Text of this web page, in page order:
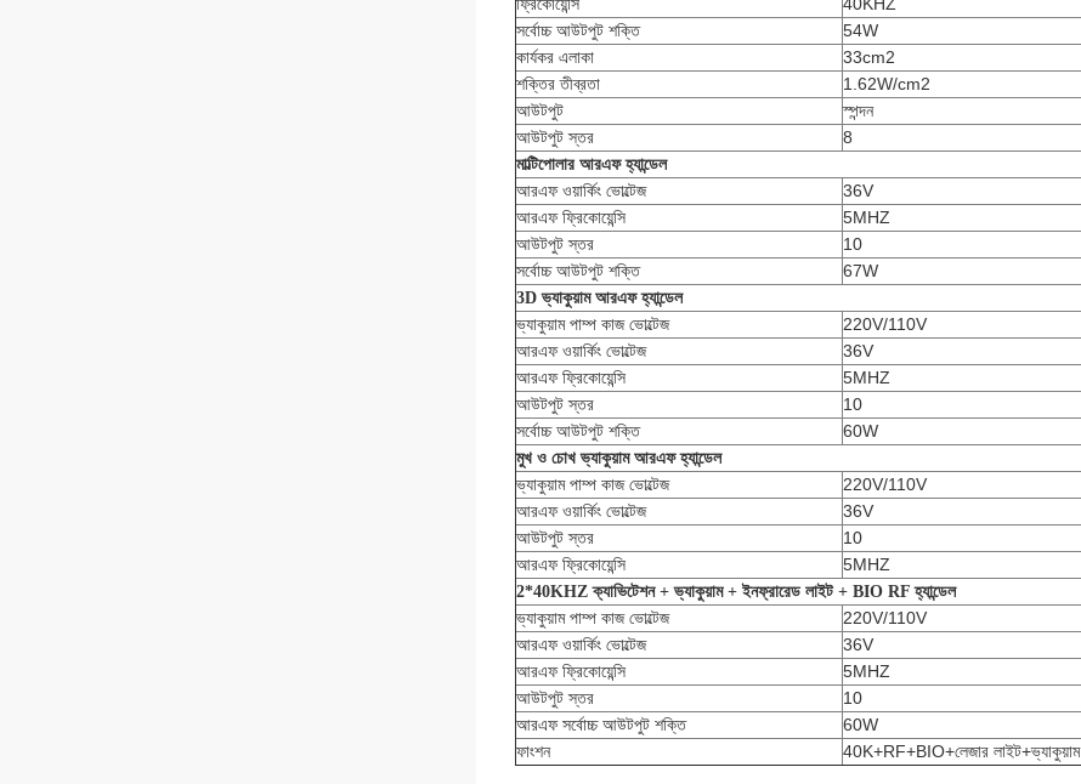
সর্বোচ্চ আউটপুট শক্তি
54W
কার্যকর এলাকা
33cm2
শক্তির তীব্রতা
1.62W/cm2
আউটপুট
স্পন্দন
আউটপুট স্তর
8
মাল্টিপোলার আরএফ হ্যান্ডেল
আরএফ ওয়ার্কিং ভোল্টেজ
36V
আরএফ ফ্রিকোয়েন্সি
5MHZ
আউটপুট স্তর
10
সর্বোচ্চ আউটপুট শক্তি
67W
3D ভ্যাকুয়াম আরএফ হ্যান্ডেল
ভ্যাকুয়াম পাম্প কাজ ভোল্টেজ
220V/110V
আরএফ ওয়ার্কিং ভোল্টেজ
36V
আরএফ ফ্রিকোয়েন্সি
5MHZ
আউটপুট স্তর
10
সর্বোচ্চ আউটপুট শক্তি
60W
মুখ ও চোখ ভ্যাকুয়াম আরএফ হ্যান্ডেল
ভ্যাকুয়াম পাম্প কাজ ভোল্টেজ
220V/110V
আরএফ ওয়ার্কিং ভোল্টেজ
36V
আউটপুট স্তর
10
আরএফ ফ্রিকোয়েন্সি
5MHZ
2*40KHZ ক্যাভিটেশন + ভ্যাকুয়াম + ইনফ্রারেড লাইট + BIO RF হ্যান্ডেল
ভ্যাকুয়াম পাম্প কাজ ভোল্টেজ
220V/110V
আরএফ ওয়ার্কিং ভোল্টেজ
36V
আরএফ ফ্রিকোয়েন্সি
5MHZ
আউটপুট স্তর
10
আরএফ সর্বোচ্চ আউটপুট শক্তি
60W
ফাংশন
40K+RF+BIO+লেজার লাইট+ভ্যাকুয়াম